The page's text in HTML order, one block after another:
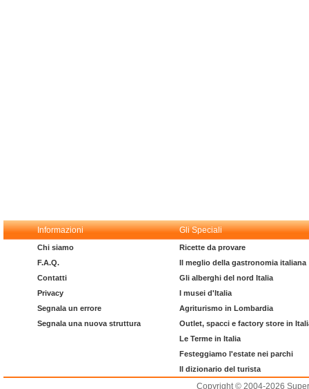
Informazioni Gli Speciali
Chi siamo
F.A.Q.
Contatti
Privacy
Segnala un errore
Segnala una nuova struttura
Ricette da provare
Il meglio della gastronomia italiana
Gli alberghi del nord Italia
I musei d'Italia
Agriturismo in Lombardia
Outlet, spacci e factory store in
Le Terme in Italia
Festeggiamo l'estate nei parchi
Il dizionario del turista
Copyright © 2004-2026